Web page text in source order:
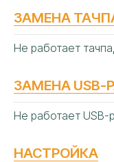
ЗАМЕНА
Не работает
ЗАМЕНА
Не работает USB-
НАСТРОЙКА